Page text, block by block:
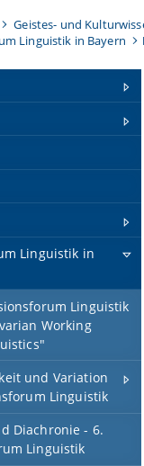
Geistes- und
Linguistik in Bayern
Linguistik in
Linguistik
Working
und Variation
Linguistik
Diachronie - 6.
Linguistik